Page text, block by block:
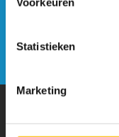
Statistieken
Marketing